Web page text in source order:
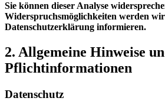
Sie können dieser Analyse
Widerspruchsmöglichkeiten werden
Datenschutzerklärung informieren.
2. Allgemeine Hinweise
Pflichtinformationen
Datenschutz